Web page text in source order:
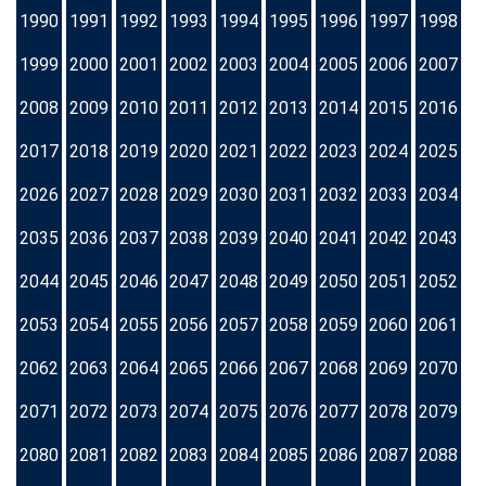
1990 1991 1992 1993 1994 1995 1996 1997 1998
1999 2000 2001 2002 2003 2004 2005 2006 2007
2008 2009 2010 2011 2012 2013 2014 2015 2016
2017 2018 2019 2020 2021 2022 2023 2024 2025
2026 2027 2028 2029 2030 2031 2032 2033 2034
2035 2036 2037 2038 2039 2040 2041 2042 2043
2044 2045 2046 2047 2048 2049 2050 2051 2052
2053 2054 2055 2056 2057 2058 2059 2060 2061
2062 2063 2064 2065 2066 2067 2068 2069 2070
2071 2072 2073 2074 2075 2076 2077 2078 2079
2080 2081 2082 2083 2084 2085 2086 2087 2088